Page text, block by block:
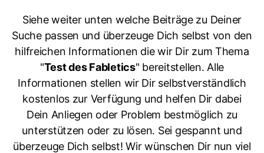
Siehe weiter unten welche Beiträge zu Deiner
Suche passen und überzeuge Dich selbst von den
hilfreichen Informationen die wir Dir zum Thema
"Test des Fabletics" bereitstellen. Alle
Informationen stellen wir Dir selbstverständlich
kostenlos zur Verfügung und helfen Dir dabei
Dein Anliegen oder Problem bestmöglich zu
unterstützen oder zu lösen. Sei gespannt und
überzeuge Dich selbst! Wir wünschen Dir nun viel